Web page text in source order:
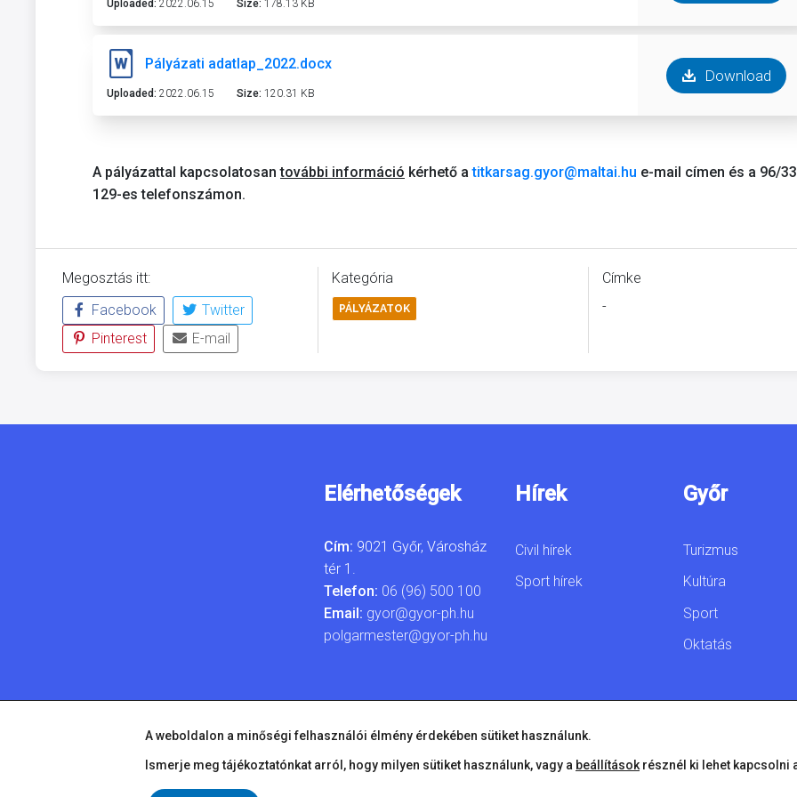
Uploaded: 2022.06.15 Size: 178.13 KB
Pályázati adatlap_2022.docx
Uploaded: 2022.06.15 Size: 120.31 KB
Download
A pályázattal kapcsolatosantovábbi információ kérhető atitkarsag.gyor@maltai.hu e-mail címen és a 96/
129-es telefonszámon.
Megosztás itt:
Facebook
Twitter
Pinterest
E-mail
Kategória
PÁLYÁZATOK
Címke
-
Elérhetőségek
Cím: 9021 Győr, Városház
tér 1.
Telefon: 06 (96) 500 100
Email: gyor@gyor-ph.hu
polgarmester@gyor-ph.hu
Hírek
Civil hírek
Sport hírek
Győr
Turizmus
Kultúra
Sport
Oktatás
A weboldalon a minőségi felhasználói élmény érdekében sütiket használunk.
Ismerje meg tájékoztatónkat arról, hogy milyen sütiket használunk, vagy a beállítások résznél ki lehet kapcsolni